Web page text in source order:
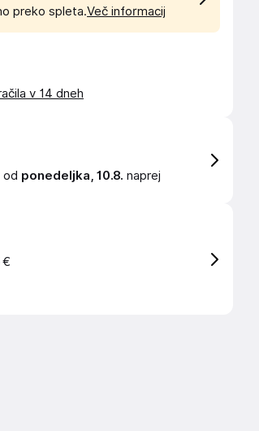
preko spleta.Več informacij
v 14 dneh
od ponedeljka, 10.8. naprej
€